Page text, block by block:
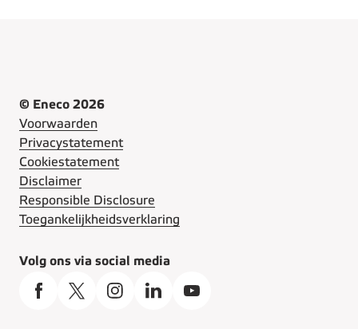
© Eneco 2026
Voorwaarden
Privacystatement
Cookiestatement
Disclaimer
Responsible Disclosure
Toegankelijkheidsverklaring
Volg ons via social media